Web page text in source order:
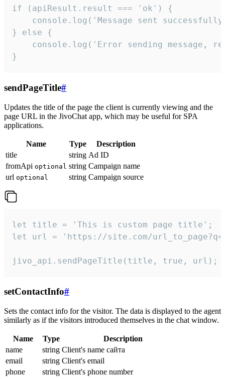
if (apiResult.result === 'ok') {
console.log('Message sent
} else {
console.log('Error sending message,
}
sendPageTitle#
Updates the title of the page the client is currently viewing and the
page URL in the JivoChat app, which may be useful for SPA
applications.
Name Type
Description
title
string Ad ID
fromApi optional string Campaign name
url optional string Campaign source
let title = 'This is custom page title';
let url = 'https://site.com/
jivo_api.sendPageTitle(title, true, url);
setContactInfo#
Sets the contact info for the visitor. The data is displayed to the agent
similarly as if the visitors introduced themselves in the chat window.
Name Type
Description
name
string Client's name сайта
email
string Client's email
phone
string Client's phone number